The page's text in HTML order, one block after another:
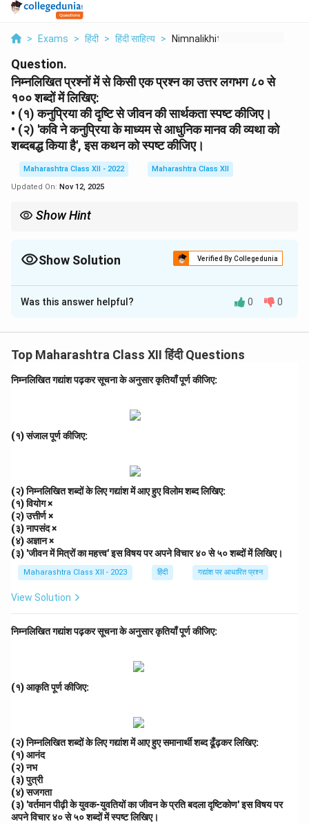
> Exams > हिंदी > हिंदी साहित्य > Nimnalikhit Prashnon...
Question.
निम्नलिखित प्रश्नों में से किसी एक प्रश्न का उत्तर लगभग ८० से
१०० शब्दों में लिखिए:
• (१) कनुप्रिया की दृष्टि से जीवन की सार्थकता स्पष्ट कीजिए।
• (२) 'कवि ने कनुप्रिया के माध्यम से आधुनिक मानव की व्यथा को
शब्दबद्ध किया है', इस कथन को स्पष्ट कीजिए।
Maharashtra Class XII - 2022
Maharashtra Class XII
Updated On: Nov 12, 2025
Show Hint
Show Solution Verified By Collegedunia
Solution and Explanation
(२) कनुप्रिया और आधुनिक मानव की व्यथा:
तड़प आधुनिक मनुष्य के अकेलेपन, अर्थहीनता और आत्मिक रिक्तता को
दर्शाती है। उसकी प्रतीक्षा और कृष्ण की अनुपस्थिति आज के व्यक्ति
कनुप्रिया के भावों के माध्यम से भौतिकवादी समाज में मानव की
भावनात्मक और आध्यात्मिक पीड़ा को उजागर किया, जो हमें आत्मचिंतन
के लिए प्रेरित करता है। (९२ शब्द)
Download Solution in PDF
Was this answer helpful? 0 0
Top Maharashtra Class XII हिंदी Questions
निम्नलिखित गद्यांश पढ़कर सूचना के अनुसार कृतियाँ पूर्ण कीजिए:
(१) संजाल पूर्ण कीजिए:
(२) निम्नलिखित शब्दों के लिए गद्यांश में आए हुए विलोम शब्द लिखिए:
(१) वियोग ×
(२) उत्तीर्ण ×
(३) नापसंद ×
(४) अज्ञान ×
(३) 'जीवन में मित्रों का महत्त्व' इस विषय पर अपने विचार ४० से ५० शब्दों में लिखिए।
Maharashtra Class XII - 2023 हिंदी गद्यांश पर आधारित प्रश्न
View Solution
निम्नलिखित गद्यांश पढ़कर सूचना के अनुसार कृतियाँ पूर्ण कीजिए:
(१) आकृति पूर्ण कीजिए:
(२) निम्नलिखित शब्दों के लिए गद्यांश में आए हुए समानार्थी शब्द ढूँढ़कर लिखिए:
(१) आनंद
(२) नभ
(३) पुत्री
(४) सजगता
(३) 'वर्तमान पीढ़ी के युवक-युवतियों का जीवन के प्रति बदला दृष्टिकोण' इस विषय पर
अपने विचार ४० से ५० शब्दों में स्पष्ट लिखिए।